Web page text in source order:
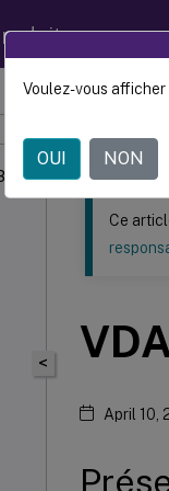
Ce contenu a
Agent
<
Ce
April 10,
Voulez-vous
OUI NON